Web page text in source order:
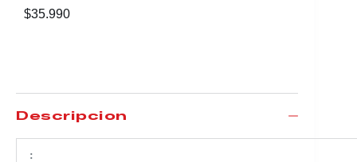
$35.990
Descripción
: